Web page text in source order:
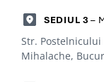
SEDIUL 3 –
Str. Postelnicului
Mihalache,